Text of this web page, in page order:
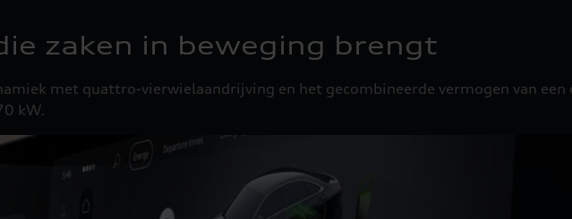
zaken in beweging brengt
met quattro-vierwielaandrijving en het gecombineerde vermogen van een
kW.